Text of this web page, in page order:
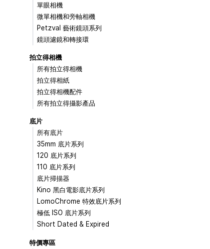
單眼相機
微單相機和旁軸相機
Petzval 藝術鏡頭系列
鏡頭濾鏡和轉接環
拍立得相機
所有拍立得相機
拍立得相紙
拍立得相機配件
所有拍立得攝影產品
底片
所有底片
35mm 底片系列
120 底片系列
110 底片系列
底片掃描器
Kino 黑白電影底片系列
LomoChrome 特效底片系列
極低 ISO 底片系列
Short Dated & Expired
特價專區